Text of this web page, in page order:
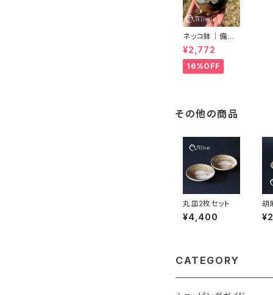
ネッコ鉢｜備前
焼｜植木鉢｜ネ
コ型鉢｜多肉植
物｜プランター
¥2,772
16%OFF
その他の商品
丸皿2枚セット
¥4,400
胡
皿
ジ
CATEGORY